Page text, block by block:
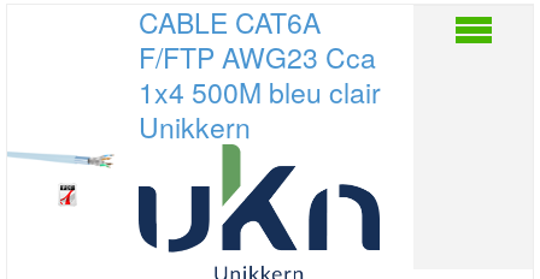
CABLE CAT6A
F/FTP AWG23 Cca
1x4 500M bleu clair
Unikkern